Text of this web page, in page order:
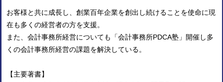
お客様と共に成長し、創業百年企業を創出し続けることを使命に現
在も多くの経営者の方を支援。
また、会計事務所経営についても「会計事務所PDCA塾」開催し多
くの会計事務所経営の課題を解決している。
【主要著書】